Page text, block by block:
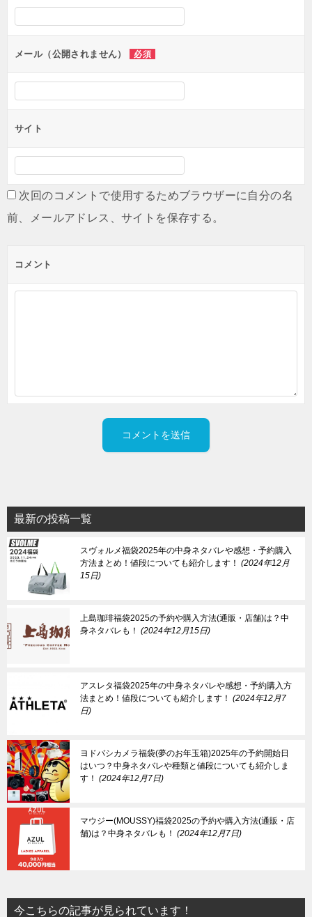
シ
ョ
ンメール（公開されません） 必須
サイト
次回のコメントで使用するためブラウザーに自分の名
前、メールアドレス、サイトを保存する。
コメント
最新の投稿一覧
スヴォルメ福袋2025年の中身ネタバレや感想・予約購入
方法まとめ！値段についても紹介します！
2024年12月
15日
上島珈琲福袋2025の予約や購入方法(通販・店舗)は？中
身ネタバレも！
2024年12月15日
アスレタ福袋2025年の中身ネタバレや感想・予約購入方
法まとめ！値段についても紹介します！
2024年12月7
日
ヨドバシカメラ福袋(夢のお年玉箱)2025年の予約開始日
はいつ？中身ネタバレや種類と値段についても紹介しま
す！
2024年12月7日
マウジー(MOUSSY)福袋2025の予約や購入方法(通販・店
舗)は？中身ネタバレも！
2024年12月7日
今こちらの記事が見られています！